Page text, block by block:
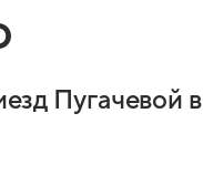
Пугачевой в